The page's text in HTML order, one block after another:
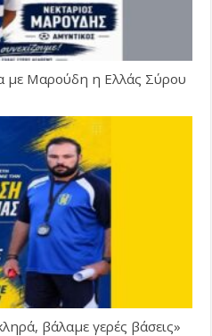
με Μαρούδη η Ελλάς Σύρου
βάλαμε γερές βάσεις»